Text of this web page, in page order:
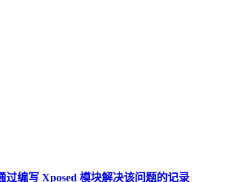
编写 Xposed 模块解决该问题的记录